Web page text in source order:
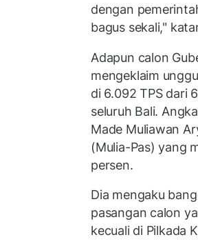
dengan
bagus sekali,"
Adapun calon
mengeklaim
di 6.092 TPS dari
seluruh Bali.
Made Muliawan
(Mulia-Pas) yang
persen.
Dia mengaku
pasangan calon
kecuali di Pilkada